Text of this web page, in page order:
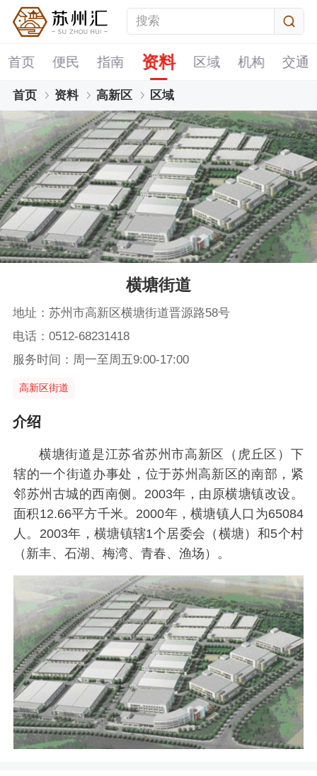
首页 便民 指南 资料 区域 机构 交通
首页 资料 高新区 区域
横塘街道
地址：苏州市高新区横塘街道晋源路58号
电话：0512-68231418
服务时间：周一至周五9:00-17:00
高新区街道
介绍
横塘街道是江苏省苏州市高新区（虎丘区）下
辖的一个街道办事处，位于苏州高新区的南部，紧
邻苏州古城的西南侧。2003年，由原横塘镇改设。
面积12.66平方千米。2000年，横塘镇人口为65084
人。2003年，横塘镇辖1个居委会（横塘）和5个村
（新丰、石湖、梅湾、青春、渔场）。